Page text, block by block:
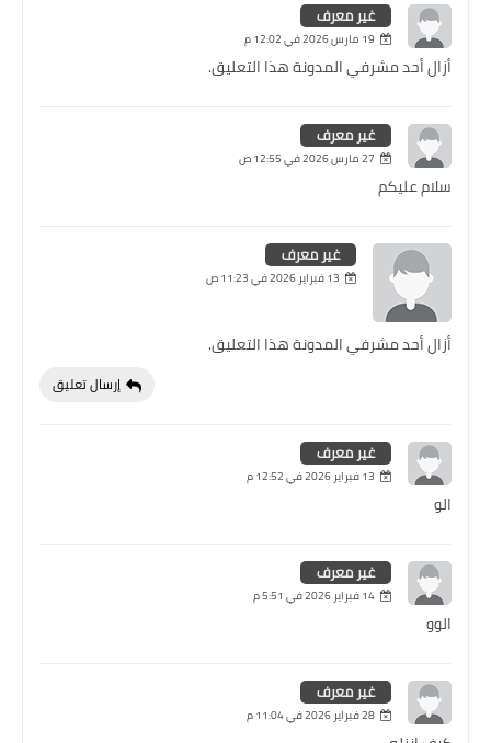
غير معرف
19 مارس 2026 في 12:02 م
أزال أحد مشرفي المدونة هذا التعليق.
غير معرف
27 مارس 2026 في 12:55 ص
سلام عليكم
غير معرف
13 فبراير 2026 في 11:23 ص
أزال أحد مشرفي المدونة هذا التعليق.
إرسال تعليق
غير معرف
13 فبراير 2026 في 12:52 م
الو
غير معرف
14 فبراير 2026 في 5:51 م
الوو
غير معرف
28 فبراير 2026 في 11:04 م